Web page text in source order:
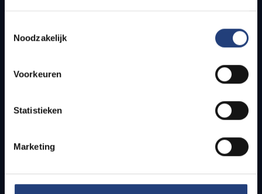
Noodzakelijk
Voorkeuren
Statistieken
Marketing
Quick links
How to get to the VUB campuses